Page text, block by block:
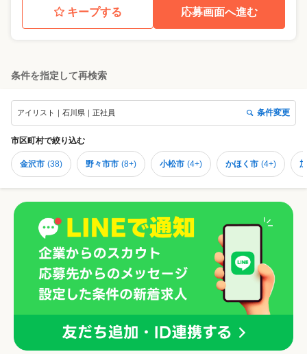
キープする 応募画面へ進む
条件を指定して再検索
アイリスト｜石川県｜正社員 条件変更
市区町村で絞り込む
金沢市 (38) 野々市市 (8+) 小松市 (4+) かほく市 (4+)